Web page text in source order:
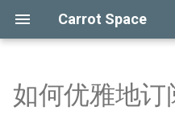
Carrot Space
在
初
LinuxX01
开源协议简介
Go Test
基础语法介绍
Mkdocs + GithubPages
Github Issues and PR
Basic Installation
Ubuntu 24.04 安装指南
天真尝试 - Vim Config
Py 初印象
Debugging C++ Programs
Configure
基础概念
Go Concurrency
环境配置与入门
Vue Walkthrough
Web 服务基础
在 iOS 手机端下载并注册
Google Pixel 系列"黑话"
C++ Primer Plus
Mobile Computing
ns-3
基础算法
特点
慢生活的思考
如何优雅地订